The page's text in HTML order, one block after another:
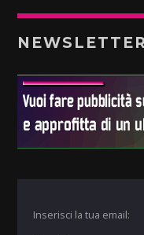
NEWSLETTER
Inserisci la tua email: